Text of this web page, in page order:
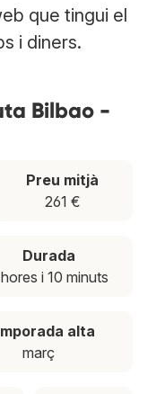
que tingui el
i diners.
Bilbao -
Preu mitjà
261 €
Durada
i 10 minuts
alta
març